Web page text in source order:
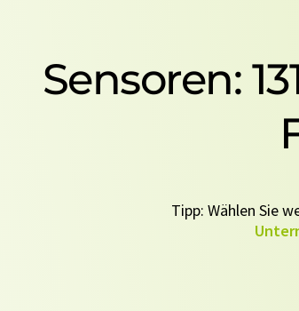
Sensoren:
Tipp: Wählen Sie